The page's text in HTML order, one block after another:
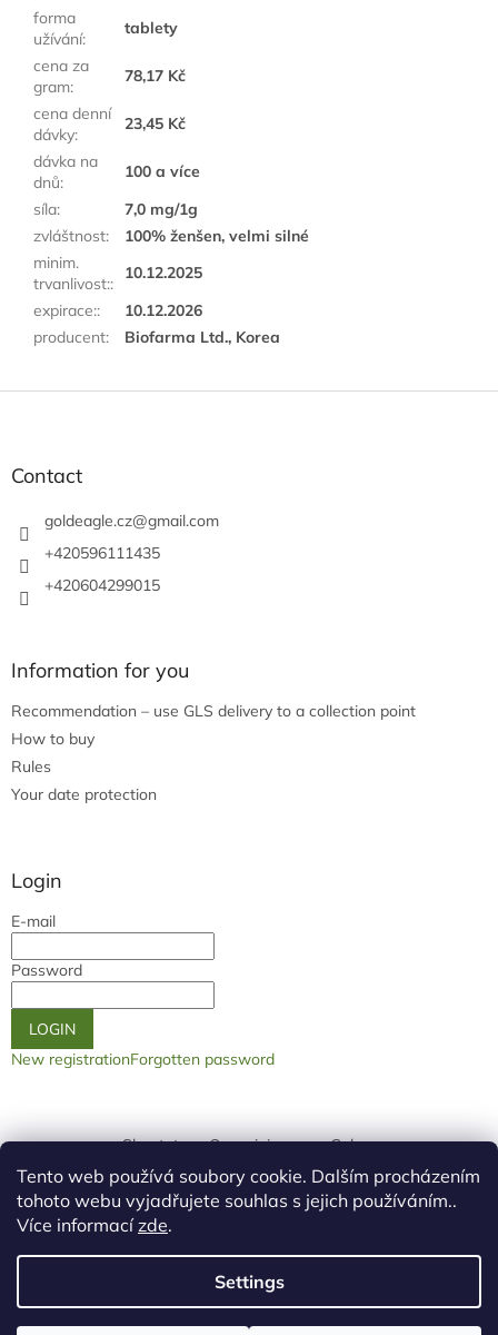
Tento web používá soubory cookie. Dalším procházením
tohoto webu vyjadřujete souhlas s jejich používáním..
Více informacízde.
Settings
forma
užívání:
tablety
cena za
gram:
78,17 Kč
cena denní
dávky:
23,45 Kč
dávka na
dnů:
100 a více
síla:
7,0 mg/1g
zvláštnost:
100% ženšen, velmi silné
minim.
trvanlivost::
10.12.2025
expirace::
10.12.2026
producent: Biofarma Ltd., Korea
Contact
goldeagle.cz@gmail.com
+420596111435
+420604299015
Information for you
Recommendation – use GLS delivery to a collection point
How to buy
Rules
Your date protection
Login
E-mail
Password
LOGIN
New registrationForgotten password
Shoptet.cz Our origin page Galery
Created by Shoptet